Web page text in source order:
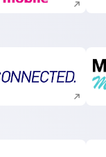
新規ウィンドウで